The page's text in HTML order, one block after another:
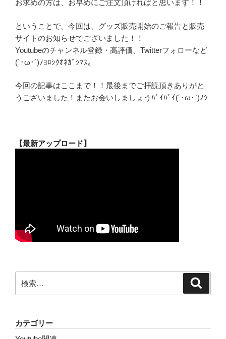
お求めの方は、お早めにご注文頂ければと思います！！
ということで、今回は、グッズ販売開始のご報告と販売
サイトのお知らせでございました！！
Youtubeのチャンネル登録・高評価、Twitterフォローなど
(`･ω･´)ﾉﾖﾛｼｸｵﾈｶﾞｼﾏｽ。
今回の記事はここまで！！最後までご拝読頂きありがと
うございました！またお会いしましょうﾊﾞｲﾊﾞｲ(´･ω･`)ﾉｼ
【最新アップロード】
索:
カテゴリー